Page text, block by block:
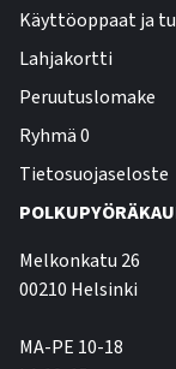
Käyttöoppaat ja
Lahjakortti
Peruutuslomake
Ryhmä 0
Tietosuojaseloste
Melkonkatu 26
00210 Helsinki
MA-PE 10-18